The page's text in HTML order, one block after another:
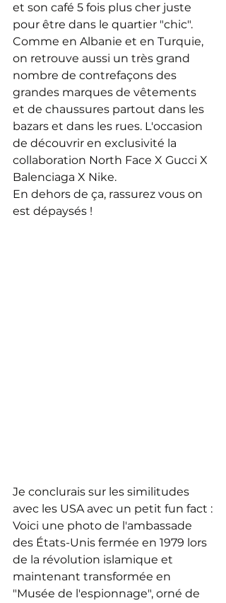
et son café 5 fois plus cher juste
pour être dans le quartier "chic".
Comme en Albanie et en Turquie,
on retrouve aussi un très grand
nombre de contrefaçons des
grandes marques de vêtements
et de chaussures partout dans les
bazars et dans les rues. L'occasion
de découvrir en exclusivité la
collaboration North Face X Gucci X
Balenciaga X Nike.
En dehors de ça, rassurez vous on
est dépaysés !
Je conclurais sur les similitudes
avec les USA avec un petit fun fact :
Voici une photo de l'ambassade
des États-Unis fermée en 1979 lors
de la révolution islamique et
maintenant transformée en
"Musée de l'espionnage", orné de